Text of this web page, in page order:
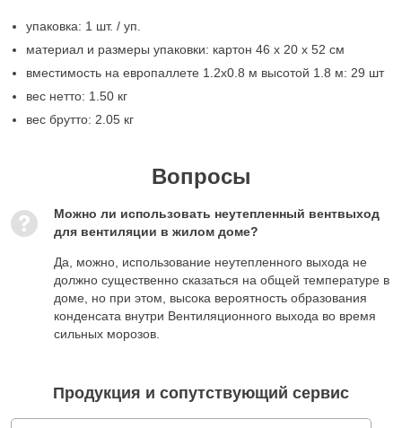
упаковка: 1 шт. / уп.
материал и размеры упаковки: картон 46 x 20 x 52 см
вместимость на европаллете 1.2х0.8 м высотой 1.8 м: 29 шт
вес нетто: 1.50 кг
вес брутто: 2.05 кг
Вопросы
Можно ли использовать неутепленный вентвыход
для вентиляции в жилом доме?
Да, можно, использование неутепленного выхода не
должно существенно сказаться на общей температуре в
доме, но при этом, высока вероятность образования
конденсата внутри Вентиляционного выхода во время
сильных морозов.
Продукция и сопутствующий сервис